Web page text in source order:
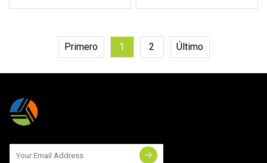
Primero 1 2 Último